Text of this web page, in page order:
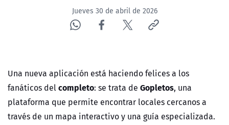
CANAL DE DENUNCIAS
ÁREA DE PROYECTOS
Jueves 30 de abril de 2026
Una nueva aplicación está haciendo felices a los
fanáticos delcompleto: se trata de Gopletos, una
plataforma que permite encontrar locales cercanos a
través de un mapa interactivo y una guía especializada.